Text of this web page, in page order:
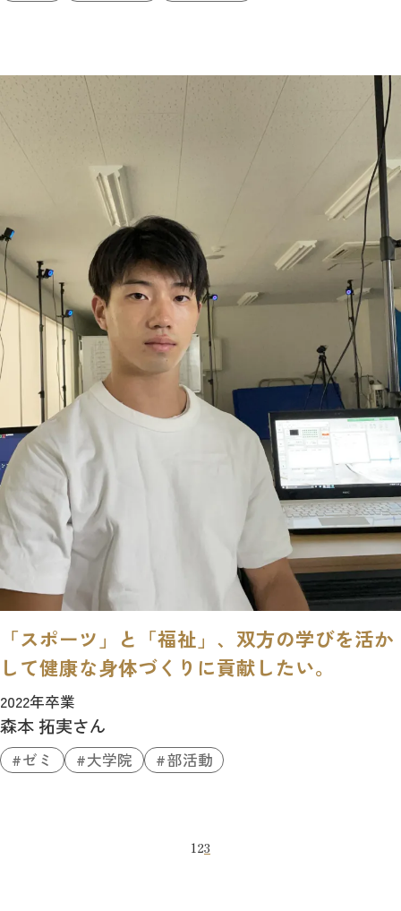
「スポーツ」と「福祉」、双方の学びを活か
して健康な身体づくりに貢献したい。
2022年卒業
森本 拓実さん
ゼミ 大学院 部活動
123